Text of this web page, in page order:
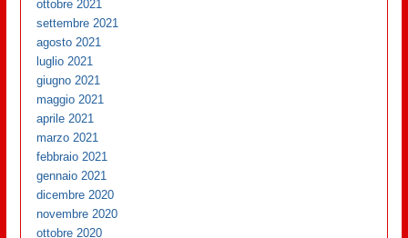
ottobre 2021
settembre 2021
agosto 2021
luglio 2021
giugno 2021
maggio 2021
aprile 2021
marzo 2021
febbraio 2021
gennaio 2021
dicembre 2020
novembre 2020
ottobre 2020